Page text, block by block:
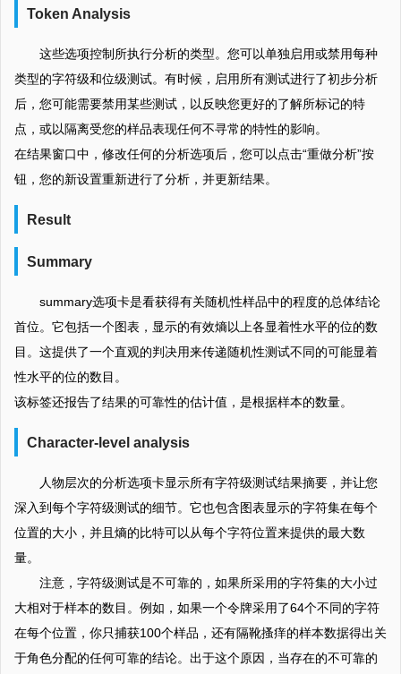
Token Analysis
这些选项控制所执行分析的类型。您可以单独启用或禁用每种
类型的字符级和位级测试。有时候，启用所有测试进行了初步分析
后，您可能需要禁用某些测试，以反映您更好的了解所标记的特
点，或以隔离受您的样品表现任何不寻常的特性的影响。
在结果窗口中，修改任何的分析选项后，您可以点击“重做分析”按
钮，您的新设置重新进行了分析，并更新结果。
Result
Summary
summary选项卡是看获得有关随机性样品中的程度的总体结论
首位。它包括一个图表，显示的有效熵以上各显着性水平的位的数
目。这提供了一个直观的判决用来传递随机性测试不同的可能显着
性水平的位的数目。
该标签还报告了结果的可靠性的估计值，是根据样本的数量。
Character-level analysis
人物层次的分析选项卡显示所有字符级测试结果摘要，并让您
深入到每个字符级测试的细节。它也包含图表显示的字符集在每个
位置的大小，并且熵的比特可以从每个字符位置来提供的最大数
量。
注意，字符级测试是不可靠的，如果所采用的字符集的大小过
大相对于样本的数目。例如，如果一个令牌采用了64个不同的字符
在每个位置，你只捕获100个样品，还有隔靴搔痒的样本数据得出关
于角色分配的任何可靠的结论。出于这个原因，当存在的不可靠的